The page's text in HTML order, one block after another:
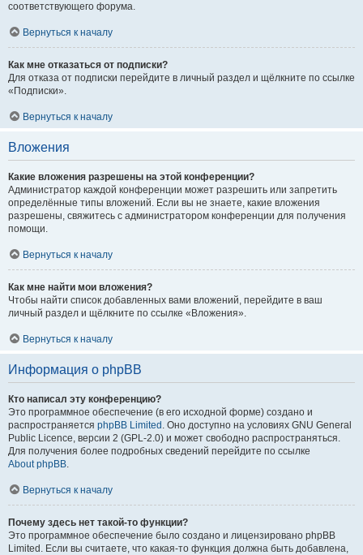
соответствующего форума.
Вернуться к началу
Как мне отказаться от подписки?
Для отказа от подписки перейдите в личный раздел и щёлкните по ссылке
«Подписки».
Вернуться к началу
Вложения
Какие вложения разрешены на этой конференции?
Администратор каждой конференции может разрешить или запретить
определённые типы вложений. Если вы не знаете, какие вложения
разрешены, свяжитесь с администратором конференции для получения
помощи.
Вернуться к началу
Как мне найти мои вложения?
Чтобы найти список добавленных вами вложений, перейдите в ваш
личный раздел и щёлкните по ссылке «Вложения».
Вернуться к началу
Информация о phpBB
Кто написал эту конференцию?
Это программное обеспечение (в его исходной форме) создано и
распространяется phpBB Limited . Оно доступно на условиях GNU General
Public Licence, версии 2 (GPL-2.0) и может свободно распространяться.
Для получения более подробных сведений перейдите по ссылке
About phpBB.
Вернуться к началу
Почему здесь нет такой-то функции?
Это программное обеспечение было создано и лицензировано phpBB
Limited. Если вы считаете, что какая-то функция должна быть добавлена,